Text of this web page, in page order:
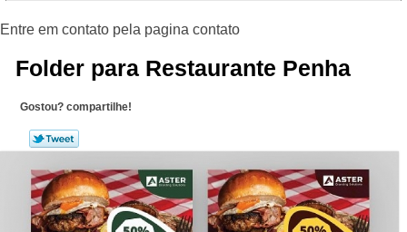
Folder para Restaurante Penha
Gostou? compartilhe!